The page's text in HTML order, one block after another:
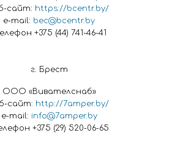
сайт: https://bcentr.by/
e-mail: bec@bcentr.by
+375 (44) 741-46-41
г. Брест
ООО «Вивателснаб»
сайт: http://7amper.by/
e-mail: info@7amper.by
+375 (29) 520-06-65